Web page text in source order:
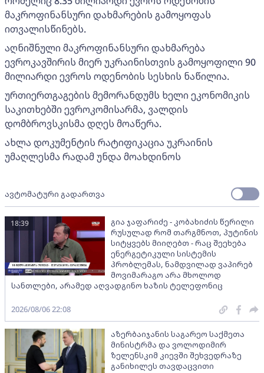
მაკროფინანსური დახმარების გამოყოფას
ითვალისწინებს.
აღნიშნული მაკროფინანსური დახმარება
ევროკავშირის მიერ უკრაინისთვის გამოყოფილი 90
მილიარდი ევროს ოდენობის სესხის ნაწილია.
ურთიერთგაგების მემორანდუმს ხელი ეკონომიკის
საკითხებში ევროკომისარმა, ვალდის
დომბროვსკისმა დღეს მოაწერა.
ახლა დოკუმენტის რატიფიკაცია უკრაინის
უმაღლესმა რადამ უნდა მოახდინოს
ავტომატური გადართვა
გია ჯაფარიძე - კობახიძის წერილი
რუსულად რომ თარგმნოთ, პუტინის
სიტყვებს მიიღებთ - რაც შეეხება
ენერგეტიკული სისტემის
პრობლემას, ნამდვილად ვაპირებ
მოვიმარაგო არა მხოლოდ
სანთლები, არამედ აღვადგინო ხაზის ტელეფონიც
18:39
2026/08/06 22:08
აზერბაიჯანის საგარეო საქმეთა
მინისტრმა და ვოლოდიმირ
ზელენსკიმ კიევში შეხვედრაზე
განიხილეს თავდაცვითი